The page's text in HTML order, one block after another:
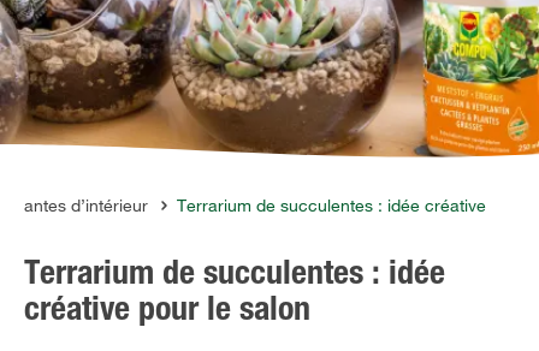
Conseil
Thèmes
Service
Qui sommes-nous?
Plantes d’intérieur Terrarium de succulentes : idée créative
Terrarium de succulentes : idée
créative pour le salon